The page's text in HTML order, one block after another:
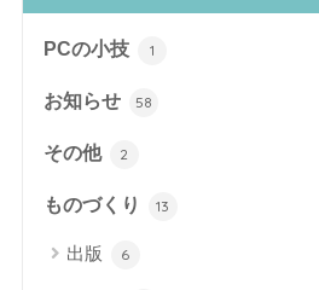
PCの小技 1
お知らせ 58
その他 2
ものづくり 13
出版 6